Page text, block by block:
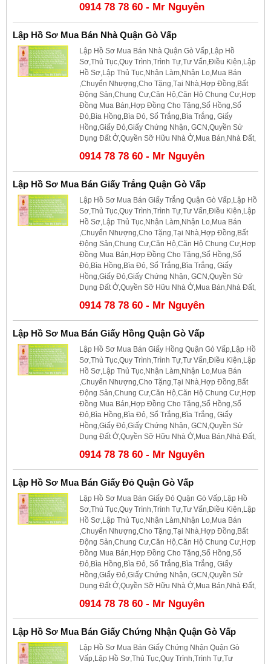
0914 78 78 60 - Mr Nguyên
Lập Hồ Sơ Mua Bán Nhà Quận Gò Vấp
Lập Hồ Sơ Mua Bán Nhà Quận Gò Vấp,Lập Hồ
Sơ,Thủ Tục,Quy Trình,Trình Tự,Tư Vấn,Điều Kiện,Lập
Hồ Sơ,Lập Thủ Tục,Nhận Làm,Nhận Lo,Mua Bán
,Chuyển Nhượng,Cho Tặng,Tại Nhà,Hợp Đồng,Bất
Động Sản,Chung Cư,Căn Hộ,Căn Hộ Chung Cư,Hợp
Đồng Mua Bán,Hợp Đồng Cho Tặng,Sổ Hồng,Sổ
Đỏ,Bìa Hồng,Bìa Đỏ, Sổ Trắng,Bìa Trắng, Giấy
Hồng,Giấy Đỏ,Giấy Chứng Nhận, GCN,Quyền Sử
Dụng Đất Ở,Quyền Sỡ Hữu Nhà Ở,Mua Bán,Nhà Đất,
0914 78 78 60 - Mr Nguyên
Lập Hồ Sơ Mua Bán Giấy Trắng Quận Gò Vấp
Lập Hồ Sơ Mua Bán Giấy Trắng Quận Gò Vấp,Lập Hồ
Sơ,Thủ Tục,Quy Trình,Trình Tự,Tư Vấn,Điều Kiện,Lập
Hồ Sơ,Lập Thủ Tục,Nhận Làm,Nhận Lo,Mua Bán
,Chuyển Nhượng,Cho Tặng,Tại Nhà,Hợp Đồng,Bất
Động Sản,Chung Cư,Căn Hộ,Căn Hộ Chung Cư,Hợp
Đồng Mua Bán,Hợp Đồng Cho Tặng,Sổ Hồng,Sổ
Đỏ,Bìa Hồng,Bìa Đỏ, Sổ Trắng,Bìa Trắng, Giấy
Hồng,Giấy Đỏ,Giấy Chứng Nhận, GCN,Quyền Sử
Dụng Đất Ở,Quyền Sỡ Hữu Nhà Ở,Mua Bán,Nhà Đất,
0914 78 78 60 - Mr Nguyên
Lập Hồ Sơ Mua Bán Giấy Hồng Quận Gò Vấp
Lập Hồ Sơ Mua Bán Giấy Hồng Quận Gò Vấp,Lập Hồ
Sơ,Thủ Tục,Quy Trình,Trình Tự,Tư Vấn,Điều Kiện,Lập
Hồ Sơ,Lập Thủ Tục,Nhận Làm,Nhận Lo,Mua Bán
,Chuyển Nhượng,Cho Tặng,Tại Nhà,Hợp Đồng,Bất
Động Sản,Chung Cư,Căn Hộ,Căn Hộ Chung Cư,Hợp
Đồng Mua Bán,Hợp Đồng Cho Tặng,Sổ Hồng,Sổ
Đỏ,Bìa Hồng,Bìa Đỏ, Sổ Trắng,Bìa Trắng, Giấy
Hồng,Giấy Đỏ,Giấy Chứng Nhận, GCN,Quyền Sử
Dụng Đất Ở,Quyền Sỡ Hữu Nhà Ở,Mua Bán,Nhà Đất,
0914 78 78 60 - Mr Nguyên
Lập Hồ Sơ Mua Bán Giấy Đỏ Quận Gò Vấp
Lập Hồ Sơ Mua Bán Giấy Đỏ Quận Gò Vấp,Lập Hồ
Sơ,Thủ Tục,Quy Trình,Trình Tự,Tư Vấn,Điều Kiện,Lập
Hồ Sơ,Lập Thủ Tục,Nhận Làm,Nhận Lo,Mua Bán
,Chuyển Nhượng,Cho Tặng,Tại Nhà,Hợp Đồng,Bất
Động Sản,Chung Cư,Căn Hộ,Căn Hộ Chung Cư,Hợp
Đồng Mua Bán,Hợp Đồng Cho Tặng,Sổ Hồng,Sổ
Đỏ,Bìa Hồng,Bìa Đỏ, Sổ Trắng,Bìa Trắng, Giấy
Hồng,Giấy Đỏ,Giấy Chứng Nhận, GCN,Quyền Sử
Dụng Đất Ở,Quyền Sỡ Hữu Nhà Ở,Mua Bán,Nhà Đất,
0914 78 78 60 - Mr Nguyên
Lập Hồ Sơ Mua Bán Giấy Chứng Nhận Quận Gò Vấp
Lập Hồ Sơ Mua Bán Giấy Chứng Nhận Quận Gò
Vấp,Lập Hồ Sơ,Thủ Tục,Quy Trình,Trình Tự,Tư